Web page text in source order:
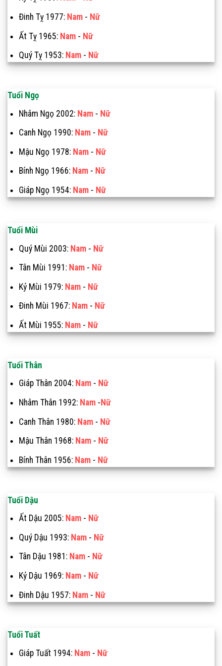
Đinh Tỵ 1977: Nam- Nữ
Ất Tỵ 1965: Nam- Nữ
Quý Tỵ 1953: Nam- Nữ
Tuổi Ngọ
Nhâm Ngọ 2002: Nam- Nữ
Canh Ngọ 1990: Nam- Nữ
Mậu Ngọ 1978: Nam- Nữ
Bính Ngọ 1966: Nam- Nữ
Giáp Ngọ 1954: Nam- Nữ
Tuổi Mùi
Quý Mùi 2003: Nam- Nữ
Tân Mùi 1991: Nam- Nữ
Kỷ Mùi 1979: Nam- Nữ
Đinh Mùi 1967: Nam- Nữ
Ất Mùi 1955: Nam- Nữ
Tuổi Thân
Giáp Thân 2004: Nam- Nữ
Nhâm Thân 1992: Nam- Nữ
Canh Thân 1980: Nam- Nữ
Mậu Thân 1968: Nam- Nữ
Bính Thân 1956: Nam- Nữ
Tuổi Dậu
Ất Dậu 2005: Nam- Nữ
Quý Dậu 1993: Nam- Nữ
Tân Dậu 1981: Nam- Nữ
Kỷ Dậu 1969: Nam- Nữ
Đinh Dậu 1957: Nam- Nữ
Tuổi Tuất
Giáp Tuất 1994: Nam- Nữ